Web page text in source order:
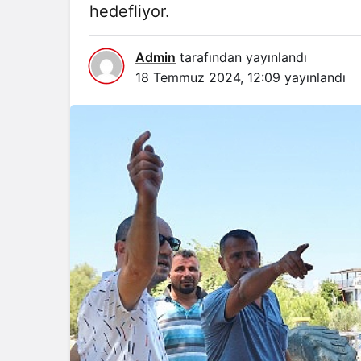
hedefliyor.
Admin tarafından yayınlandı
18 Temmuz 2024, 12:09 yayınlandı